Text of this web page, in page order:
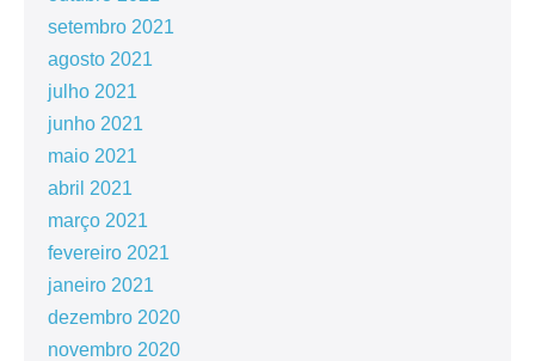
setembro 2021
agosto 2021
julho 2021
junho 2021
maio 2021
abril 2021
março 2021
fevereiro 2021
janeiro 2021
dezembro 2020
novembro 2020